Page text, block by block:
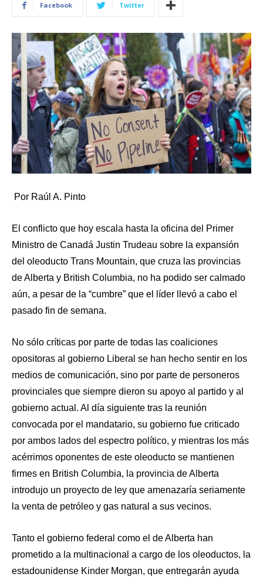
Facebook Twitter
Por Raúl A. Pinto
El conflicto que hoy escala hasta la oficina del Primer
Ministro de Canadá Justin Trudeau sobre la expansión
del oleoducto Trans Mountain, que cruza las provincias
de Alberta y British Columbia, no ha podido ser calmado
aún, a pesar de la “cumbre” que el líder llevó a cabo el
pasado fin de semana.
No sólo críticas por parte de todas las coaliciones
opositoras al gobierno Liberal se han hecho sentir en los
medios de comunicación, sino por parte de personeros
provinciales que siempre dieron su apoyo al partido y al
gobierno actual. Al día siguiente tras la reunión
convocada por el mandatario, su gobierno fue criticado
por ambos lados del espectro político, y mientras los más
acérrimos oponentes de este oleoducto se mantienen
firmes en British Columbia, la provincia de Alberta
introdujo un proyecto de ley que amenazaría seriamente
la venta de petróleo y gas natural a sus vecinos.
Tanto el gobierno federal como el de Alberta han
prometido a la multinacional a cargo de los oleoductos, la
estadounidense Kinder Morgan, que entregarán ayuda